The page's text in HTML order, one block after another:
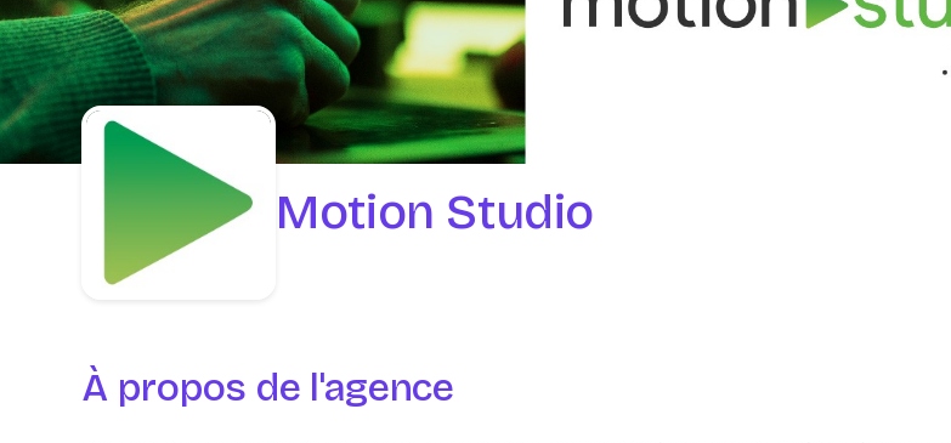
Motion Studio
À propos de l'agence